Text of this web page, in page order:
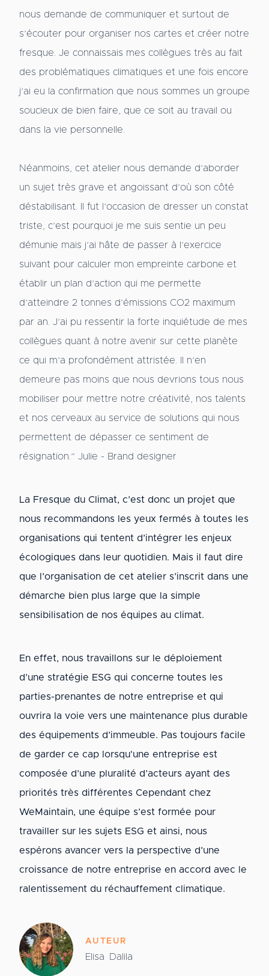
AUTEUR
Elisa Dalila
nous demande de communiquer et surtout de
s’écouter pour organiser nos cartes et créer notre
fresque. Je connaissais mes collègues très au fait
des problématiques climatiques et une fois encore
j’ai eu la confirmation que nous sommes un groupe
soucieux de bien faire, que ce soit au travail ou
dans la vie personnelle.
Néanmoins, cet atelier nous demande d’aborder
un sujet très grave et angoissant d’où son côté
déstabilisant. Il fut l’occasion de dresser un constat
triste, c’est pourquoi je me suis sentie un peu
démunie mais j’ai hâte de passer à l’exercice
suivant pour calculer mon empreinte carbone et
établir un plan d’action qui me permette
d’atteindre 2 tonnes d’émissions CO2 maximum
par an. J’ai pu ressentir la forte inquiétude de mes
collègues quant à notre avenir sur cette planète
ce qui m’a profondément attristée. Il n’en
demeure pas moins que nous devrions tous nous
mobiliser pour mettre notre créativité, nos talents
et nos cerveaux au service de solutions qui nous
permettent de dépasser ce sentiment de
résignation.” Julie - Brand designer
La Fresque du Climat, c’est donc un projet que
nous recommandons les yeux fermés à toutes les
organisations qui tentent d’intégrer les enjeux
écologiques dans leur quotidien. Mais il faut dire
que l’organisation de cet atelier s’inscrit dans une
démarche bien plus large que la simple
sensibilisation de nos équipes au climat.
En effet, nous travaillons sur le déploiement
d’une stratégie ESG qui concerne toutes les
parties-prenantes de notre entreprise et qui
ouvrira la voie vers une maintenance plus durable
des équipements d’immeuble. Pas toujours facile
de garder ce cap lorsqu'une entreprise est
composée d’une pluralité d’acteurs ayant des
priorités très différentes Cependant chez
WeMaintain, une équipe s’est formée pour
travailler sur les sujets ESG et ainsi, nous
espérons avancer vers la perspective d’une
croissance de notre entreprise en accord avec le
ralentissement du réchauffement climatique.